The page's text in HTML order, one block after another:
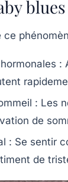
blues
ce
:
: Les
de
: Se sentir
de